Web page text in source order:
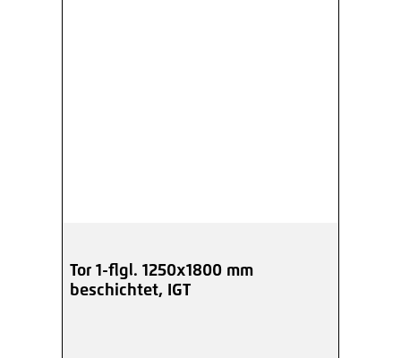
Tor 1-flgl. 1250x1800 mm
beschichtet, IGT